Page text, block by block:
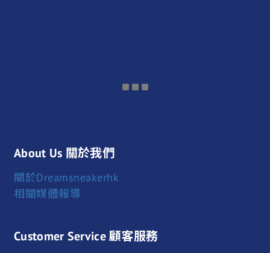
About Us 關於我們
關於Dreamsneakerhk
相關媒體報導
Customer Service 顧客服務